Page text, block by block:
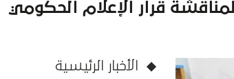
قرار الإعلام الحكومي
الأخبار الرئيسية